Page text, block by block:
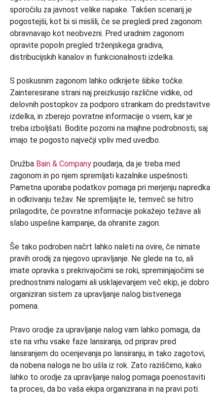
sporočilu za javnost velike napake. Takšen scenarij je
pogostejši, kot bi si mislili, če se pregledi pred zagonom
obravnavajo kot neobvezni. Pred uradnim zagonom
opravite popoln pregled trženjskega gradiva,
distribucijskih kanalov in funkcionalnosti izdelka.
S poskusnim zagonom lahko odkrijete šibke točke.
Zainteresirane strani naj preizkusijo različne vidike, od
delovnih postopkov za podporo strankam do predstavitve
izdelka, in zberejo povratne informacije o vsem, kar je
treba izboljšati. Bodite pozorni na majhne podrobnosti, saj
imajo te pogosto največji vpliv med uvedbo.
Družba Bain & Company poudarja, da je treba med
zagonom in po njem spremljati kazalnike uspešnosti.
Pametna uporaba podatkov pomaga pri merjenju napredka
in odkrivanju težav. Ne spremljajte le, temveč se hitro
prilagodite, če povratne informacije pokažejo težave ali
slabo uspešne kampanje, da ohranite zagon.
Še tako podroben načrt lahko naleti na ovire, če nimate
pravih orodij za njegovo upravljanje. Ne glede na to, ali
imate opravka s prekrivajočimi se roki, spreminjajočimi se
prednostnimi nalogami ali usklajevanjem več ekip, je dobro
organiziran sistem za upravljanje nalog bistvenega
pomena.
Pravo orodje za upravljanje nalog vam lahko pomaga, da
ste na vrhu vsake faze lansiranja, od priprav pred
lansiranjem do ocenjevanja po lansiranju, in tako zagotovi,
da nobena naloga ne bo ušla iz rok. Zato raziščimo, kako
lahko to orodje za upravljanje nalog pomaga poenostaviti
ta proces, da bo vaša ekipa organizirana in na pravi poti.